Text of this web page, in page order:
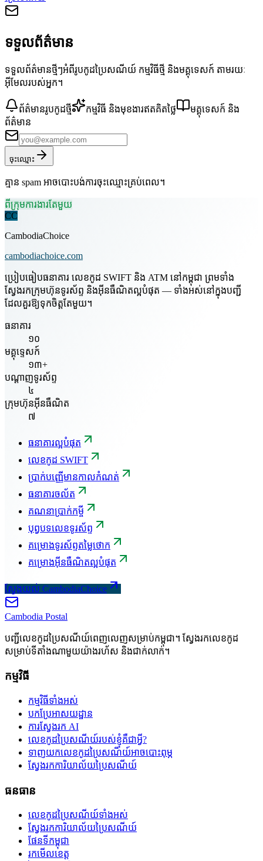
ទទួលព័ត៌មាន
ទទួលព័ត៌មានថ្មីៗអំពីរូបកូដប្រៃសណីយ៍ កម្មវិធីថ្មី និងមគ្គុទេសក៍ តាមរយៈ
អ៊ីមែលរបស់អ្នក។
ព័ត៌មានរូបកូដថ្មី កម្មវិធី និងមុខងារឥតគិតថ្លៃ
មគ្គុទេសក៍ និង
ព័ត៌មាន
ចុះឈ្មោះ
គ្មាន spam អាចបោះបង់ការចុះឈ្មោះគ្រប់ពេល។
ពីក្រុមការងារតែមួយ
CC
CambodiaChoice
cambodiachoice.com
ប្រៀបធៀបធនាគារ លេខកូដ SWIFT និង ATM នៅកម្ពុជា ព្រមទាំង
ស្វែងរកក្រុមហ៊ុនទូរស័ព្ទ និងអ៊ីនធឺណិតល្អបំផុត — ទាំងអស់នៅក្នុងបញ្ជី
ដែលគួរឱ្យទុកចិត្តតែមួយ។
ធនាគារ
១០
មគ្គុទ្ទេសក៍
១៣+
បណ្តាញទូរស័ព្ទ
៤
ក្រុមហ៊ុនអ៊ីនធឺណិត
៧
ធនាគារល្អបំផុត
លេខកូដ SWIFT
ប្រាក់បញ្ញើមានកាលកំណត់
ធនាគារចល័ត
គណនាប្រាក់កម្ចី
បុព្វបទលេខទូរស័ព្ទ
គម្រោងទូរស័ព្ទតម្លៃថោក
គម្រោងអ៊ីនធឺណិតល្អបំផុត
ស្វែងយល់ CambodiaChoice
Cambodia Postal
បញ្ជីលេខកូដប្រៃសណីយ៍ពេញលេញសម្រាប់កម្ពុជា។ ស្វែងរកលេខកូដ
សម្រាប់ទីតាំងណាមួយយ៉ាងរហ័ស និងជាក់លាក់។
កម្មវិធី
កម្មវិធីទាំងអស់
បកប្រែអាសយដ្ឋាន
ការស្វែងរក AI
លេខកូដប្រៃសណីយ៍របស់ខ្ញុំគឺជាអ្វី?
ទាញយកលេខកូដប្រៃសណីយ៍អាចបោះពុម្ភ
ស្វែងរកការិយាល័យប្រៃសណីយ៍
ធនធាន
លេខកូដប្រៃសណីយ៍ទាំងអស់
ស្វែងរកការិយាល័យប្រៃសណីយ៍
ផែនទីកម្ពុជា
រកមើលខេត្ត